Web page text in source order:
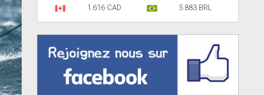
1.616 CAD 5.883 BRL